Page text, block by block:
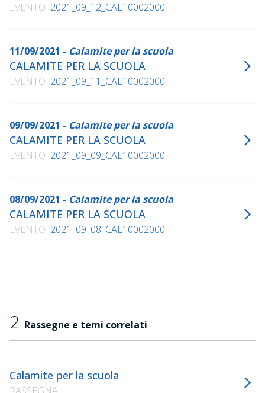
EVENTO 2021_09_12_CAL10002000
11/09/2021 - Calamite per la scuola
CALAMITE PER LA SCUOLA
EVENTO 2021_09_11_CAL10002000
09/09/2021 - Calamite per la scuola
CALAMITE PER LA SCUOLA
EVENTO 2021_09_09_CAL10002000
08/09/2021 - Calamite per la scuola
CALAMITE PER LA SCUOLA
EVENTO 2021_09_08_CAL10002000
2 Rassegne e temi correlati
Calamite per la scuola